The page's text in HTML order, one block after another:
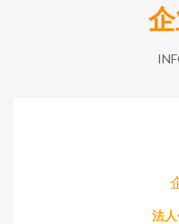
法人